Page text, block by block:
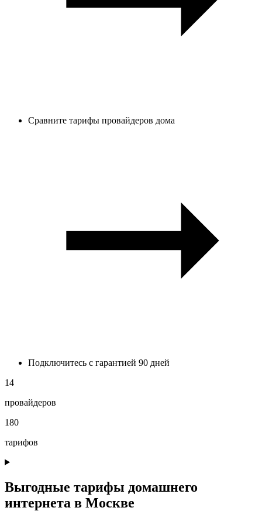
Сравните тарифы провайдеров дома
Подключитесь с гарантией 90 дней
14
провайдеров
180
тарифов
Выгодные тарифы домашнего
интернета в Москве